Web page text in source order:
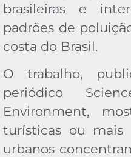
brasileiras e
padrões de
costa do Brasil.
O trabalho,
periódico
Environment,
turísticas ou mais
urbanos